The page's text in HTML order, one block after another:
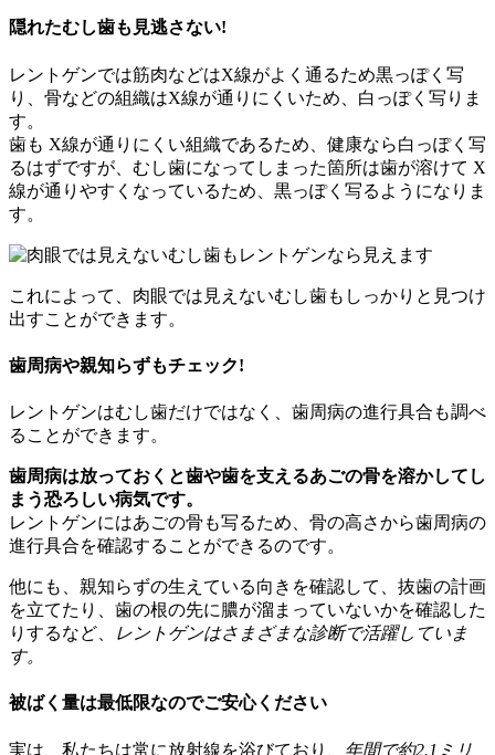
隠れたむし歯も見逃さない!
レントゲンでは筋肉などはX線がよく通るため黒っぽく写
り、骨などの組織はX線が通りにくいため、白っぽく写りま
す。
歯も X線が通りにくい組織であるため、健康なら白っぽく写
るはずですが、 むし歯になってしまった箇所は歯が溶けて X
線が通りやすくなっているため、黒っぽく写るようになりま
す。
これによって、肉眼では見えないむし歯もしっかりと見つけ
出すことができます。
歯周病や親知らずもチェック!
レントゲンはむし歯だけではなく、歯周病の進行具合も調べ
ることができます。
歯周病は放っておくと歯や歯を支えるあごの骨を溶かしてし
まう恐ろしい病気です。
レントゲンにはあごの骨も写るため、骨の高さから歯周病の
進行具合を確認することができるのです。
他にも、 親知らずの生えている向き を確認して、抜歯の計画
を立てたり、 歯の根の先に膿が溜まっていないかを確認した
りするなど、
レントゲンはさまざまな診断で活躍していま
す。
被ばく量は最低限なのでご安心ください
実は、私たちは常に放射線を浴びており、 年間で約2.1ミリ